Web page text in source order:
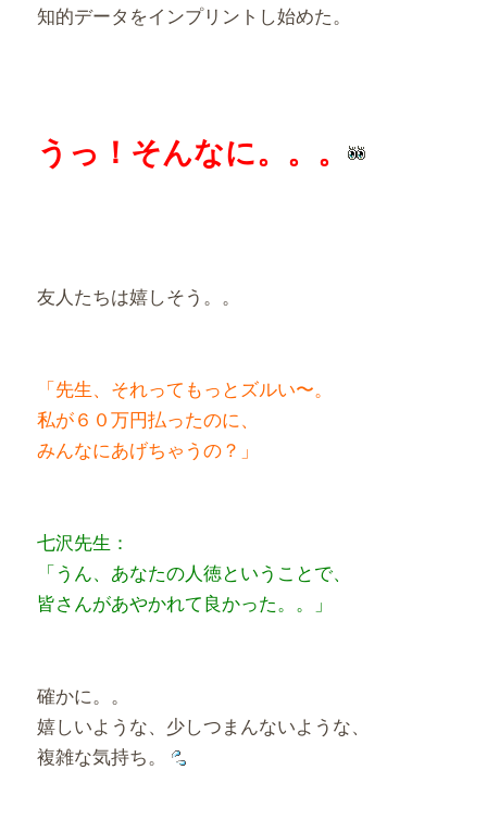
知的データをインプリントし始めた。
うっ！そんなに。。。
友人たちは嬉しそう。。
「先生、それってもっとズルい〜。
私が６０万円払ったのに、
みんなにあげちゃうの？」
七沢先生：
「うん、あなたの人徳ということで、
皆さんがあやかれて良かった。。」
確かに。。
嬉しいような、少しつまんないような、
複雑な気持ち。